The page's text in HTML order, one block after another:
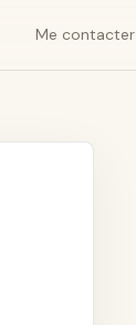
Me contacter